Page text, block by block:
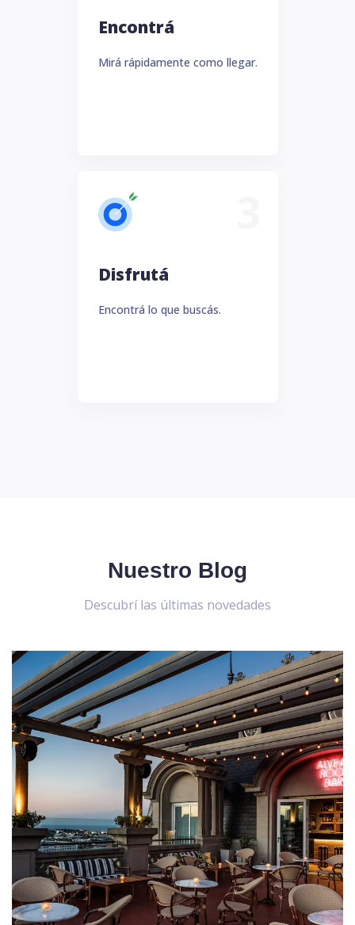
Encontrá
Mirá rápidamente como llegar.
Disfrutá
Encontrá lo que buscás.
Nuestro Blog
Descubrí las últimas novedades